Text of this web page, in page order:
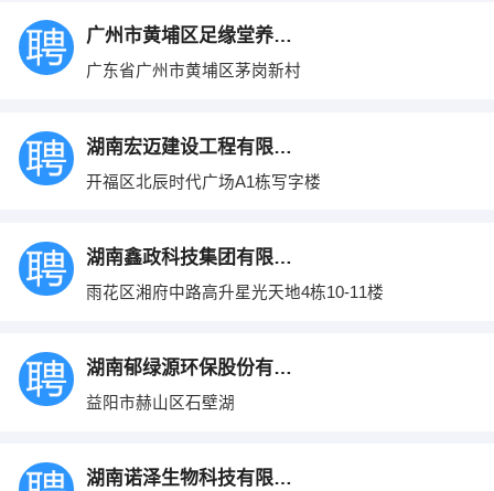
广州市黄埔区足缘堂养生馆
广东省广州市黄埔区茅岗新村
湖南宏迈建设工程有限公司
开福区北辰时代广场A1栋写字楼
湖南鑫政科技集团有限公司
雨花区湘府中路高升星光天地4栋10-11楼
湖南郁绿源环保股份有限公司
益阳市赫山区石壁湖
湖南诺泽生物科技有限公司